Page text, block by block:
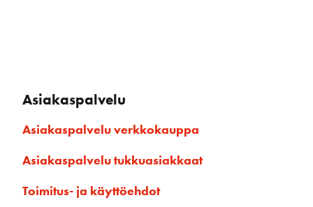
Asiakaspalvelu
Asiakaspalvelu verkkokauppa
Asiakaspalvelu tukkuasiakkaat
Toimitus- ja käyttöehdot